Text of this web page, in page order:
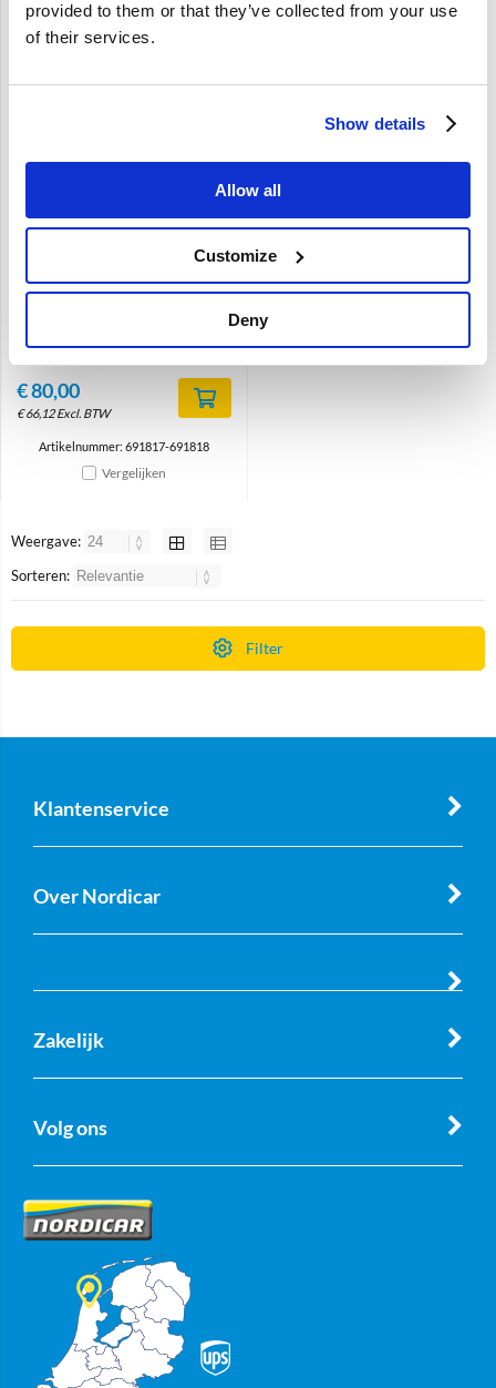
provided to them or that they’ve collected from your use
of their services.
Show details
Allow all
Customize
Deny
Zijpaneel bekleding set
Rechts Volvo Amazon code
420-532 691817
De verwachte levertijd is 1 tot 4
Links en Rechts
interieurcode 416-514, 420-532
€80,00
€66,12 Excl. BTW
Artikelnummer: 691817-691818
Vergelijken
Weergave:
Sorteren:
Filter
Klantenservice
Over Nordicar
Zakelijk
Volg ons